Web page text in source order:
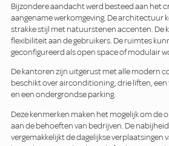
Bijzondere aandacht werd besteed aan het
aangename werkomgeving. De architectuur
strakke stijl met natuurstenen accenten. De
flexibiliteit aan de gebruikers. De ruimtes
geconfigureerd als open space of modulair
De kantoren zijn uitgerust met alle modern
beschikt over airconditioning, drie liften,
en een ondergrondse parking.
Deze kenmerken maken het mogelijk om de
aan de behoeften van bedrijven. De
vergemakkelijkt de dagelijkse verplaatsingen